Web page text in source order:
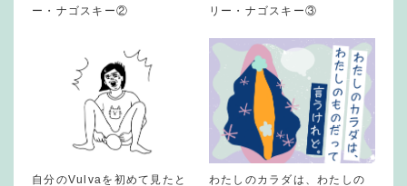
ー・ナゴスキー②
リー・ナゴスキー③
自分のVulvaを初めて見たと
わたしのカラダは、わたしの